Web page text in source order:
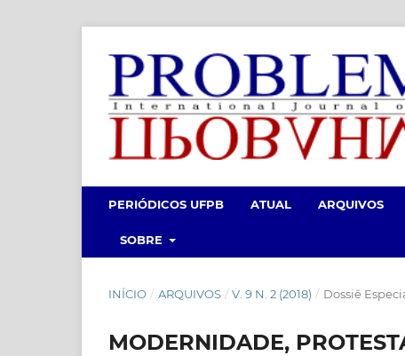
PERIÓDICOS UFPB ATUAL ARQUIVOS
SOBRE
INÍCIO / ARQUIVOS / V. 9 N. 2 (2018) / Dossiê
MODERNIDADE,